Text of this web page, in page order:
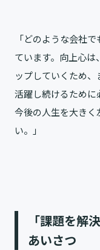
「どのような会社
ています。向上心
ップしていくため
活躍し続けるために
今後の人生を大きく
い。」
「課題を解
あいさつ